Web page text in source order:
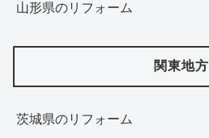
山形県のリフォーム
関東地方
茨城県のリフォーム